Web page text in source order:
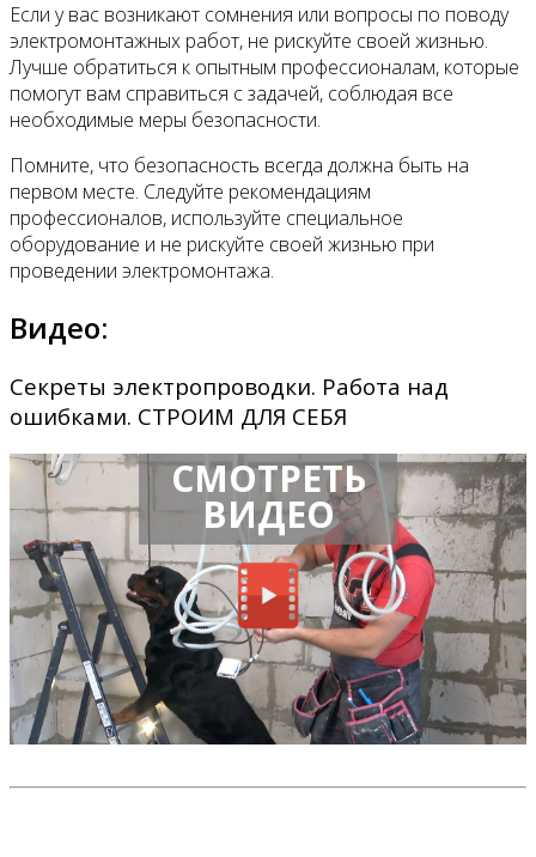
Если у вас возникают сомнения или вопросы по поводу
электромонтажных работ, не рискуйте своей жизнью.
Лучше обратиться к опытным профессионалам, которые
помогут вам справиться с задачей, соблюдая все
необходимые меры безопасности.
Помните, что безопасность всегда должна быть на
первом месте. Следуйте рекомендациям
профессионалов, используйте специальное
оборудование и не рискуйте своей жизнью при
проведении электромонтажа.
Видео:
Секреты электропроводки. Работа над
ошибками. СТРОИМ ДЛЯ СЕБЯ
СМОТРЕТЬ
ВИДЕО